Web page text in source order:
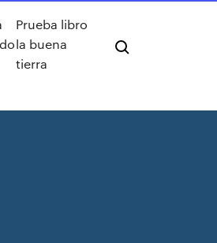
Prueba libro
la buena
tierra